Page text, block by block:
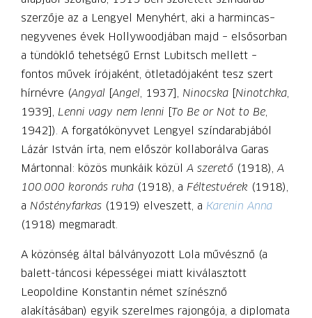
szerzője az a Lengyel Menyhért, aki a harmincas–
negyvenes évek Hollywoodjában majd – elsősorban
a tündöklő tehetségű Ernst Lubitsch mellett –
fontos művek írójaként, ötletadójaként tesz szert
hírnévre (Angyal [Angel, 1937], Ninocska Ninotchka,
1939], Lenni vagy nem lenni To Be or Not to Be,
1942]). A forgatókönyvet Lengyel színdarabjából
Lázár István írta, nem először kollaborálva Garas
Mártonnal: közös munkáik közülA szerető (1918), A
100.000 koronás ruha (1918), a Féltestvérek (1918),
a Nőstényfarkas (1919) elveszett, a Karenin Anna
(1918) megmaradt.
A közönség által bálványozott Lola művésznő (a
balett-táncosi képességei miatt kiválasztott
Leopoldine Konstantin német színésznő
alakításában) egyik szerelmes rajongója, a diplomata